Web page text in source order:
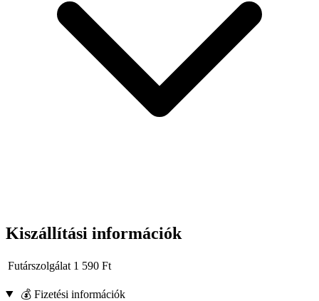
Példa alkalmazások:
Faelemek precíz vésése, élformázása.
Részletek megmunkálása régiségek felújítása során.
Alkalmazások, hornyok vagy más precíz vágások létrehozása
asztalosmunkákban.
Kiszállítási információk
Futárszolgálat 1 590 Ft
💰 Fizetési információk